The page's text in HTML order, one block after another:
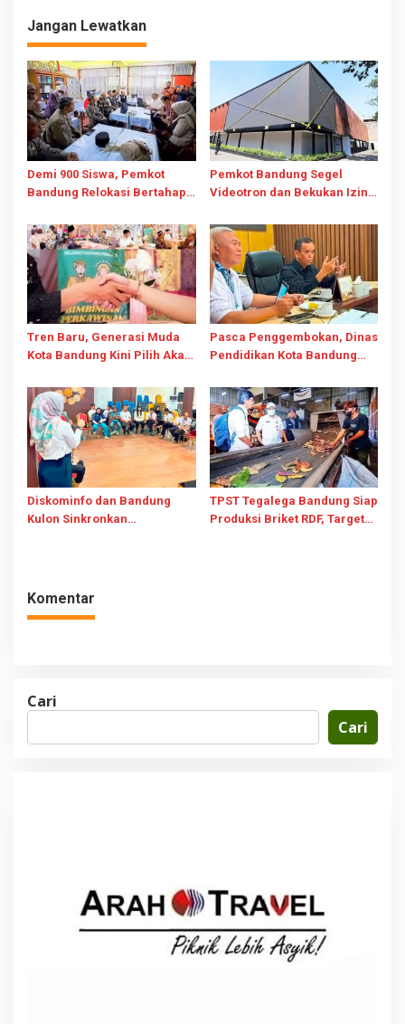
g
a
s
i
p
o
s
Jangan Lewatkan
Demi 900 Siswa, Pemkot
Bandung Relokasi Bertahap
“Pasang Badan” Tolak
Pengusiran
Pemkot Bandung Segel
Videotron dan Bekukan Izin
Demi Visibilitas
Tren Baru, Generasi Muda
Kota Bandung Kini Pilih Akad
Pasca Penggembokan, Dinas
Pendidikan Kota Bandung
026 Bojongloa Tetap Berjalan
Diskominfo dan Bandung
Kulon Sinkronkan
TPST Tegalega Bandung Siap
Produksi Briket RDF, Target
Komentar
Cari
Cari